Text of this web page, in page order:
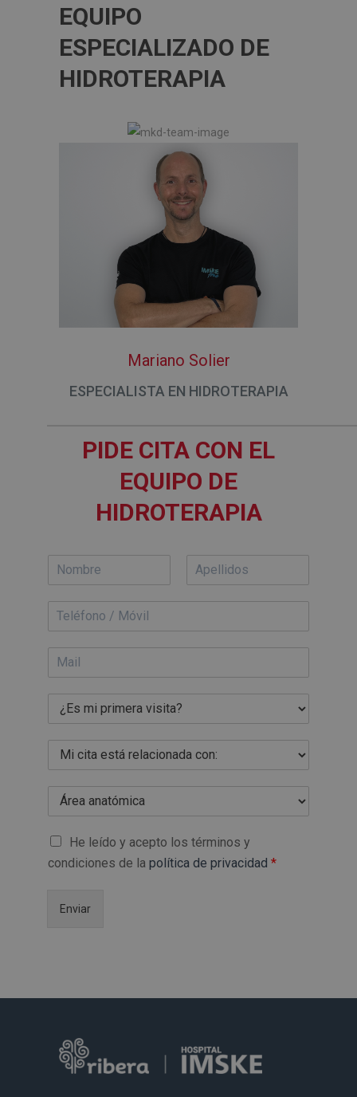
EQUIPO
ESPECIALIZADO DE
HIDROTERAPIA
Mariano Solier
ESPECIALISTA EN HIDROTERAPIA
PIDE CITA CON EL
EQUIPO DE
HIDROTERAPIA
He leído y acepto los términos y
condiciones de la política de privacidad *
Enviar